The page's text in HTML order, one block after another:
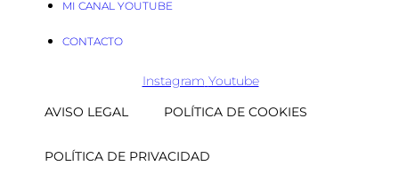
MI CANAL YOUTUBE
CONTACTO
Instagram Youtube
AVISO LEGAL
POLÍTICA DE COOKIES
POLÍTICA DE PRIVACIDAD